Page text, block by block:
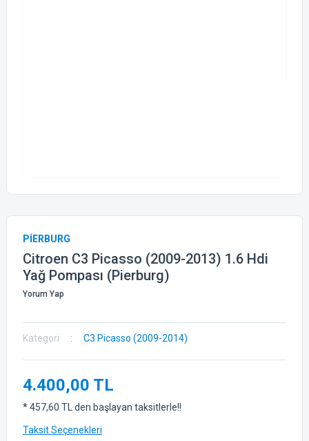
PİERBURG
Citroen C3 Picasso (2009-2013) 1.6 Hdi
Yağ Pompası (Pierburg)
Yorum Yap
Kategori C3 Picasso (2009-2014)
4.400,00 TL
* 457,60 TL den başlayan taksitlerle!!
Taksit Seçenekleri